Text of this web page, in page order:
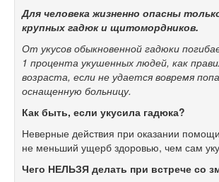
Для человека жизненно опасны
крупных гадюк и щитомордников.
От укусов обыкновенной гадюки
1 процента укушенных людей, как
возраста, если не удается вовремя
оснащенную больницу.
Как быть, если укусила гадюка?
Неверные действия при оказании
не меньший ущерб здоровью, чем сам
Чего НЕЛЬЗЯ делать при встрече со